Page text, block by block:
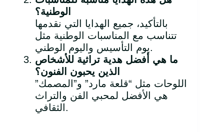
الوطنية؟
بالتأكيد، جميع الهدايا التي نقدمها
تتناسب مع المناسبات الوطنية مثل
يوم التأسيس واليوم الوطني.
ما هي أفضل هدية تراثية للأشخاص
الذين يحبون الفنون؟
اللوحات مثل “قلعة مارد” و”المصمك”
هي الأفضل لمحبي الفن والتراث
الثقافي.